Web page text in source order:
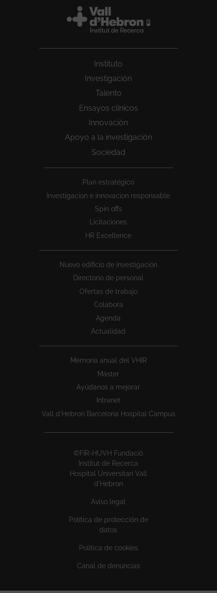
Instituto
Investigación
Talento
Ensayos clínicos
Innovación
Apoyo a la investigación
Sociedad
Plan estratégico
Investigacion e innovacion responsable
Spin offs
Licitaciones
HR Excellence
Nuevo edificio de investigación
Directorio de personal
Ofertas de trabajo
Colabora
Agenda
Actualidad
Memoria anual del VHIR
Máster
Ayúdanos a mejorar
Intranet
Vall d’Hebron Barcelona Hospital Campus
©FIR-HUVH Fundació
Institut de Recerca
Hospital Universitari Vall
d'Hebron
Aviso legal
Política de protección de
datos
Política de cookies
Canal de denuncias